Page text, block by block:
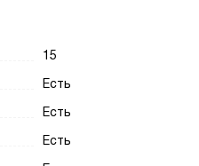
15
Есть
Есть
Есть